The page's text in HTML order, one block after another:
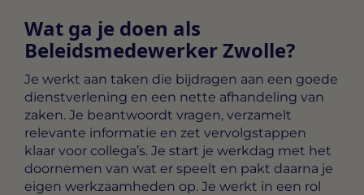
Wat ga je doen als
Beleidsmedewerker Zwolle?
Je werkt aan taken die bijdragen aan een goede
dienstverlening en een nette afhandeling van
zaken. Je beantwoordt vragen, verzamelt
relevante informatie en zet vervolgstappen
klaar voor collega’s. Je start je werkdag met het
doornemen van wat er speelt en pakt daarna je
eigen werkzaamheden op. Je werkt in een rol